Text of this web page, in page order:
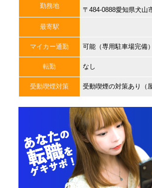
勤務地
〒484-0888愛知県犬山
最寄駅
マイカー通勤 可能（専用駐車場完備）
転勤 なし
受動喫煙対策 受動喫煙の対策あり（